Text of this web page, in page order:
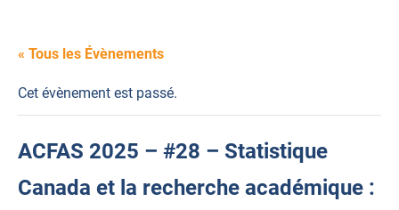
« Tous les Évènements
Cet évènement est passé.
ACFAS 2025 – #28 – Statistique
Canada et la recherche académique :